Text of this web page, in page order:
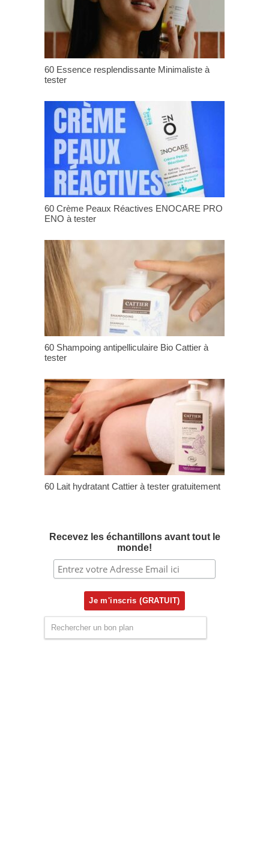
60 Essence resplendissante Minimaliste à
tester
60 Crème Peaux Réactives ENOCARE PRO
ENO à tester
60 Shampoing antipelliculaire Bio Cattier à
tester
60 Lait hydratant Cattier à tester gratuitement
Recevez les échantillons avant tout le
monde!